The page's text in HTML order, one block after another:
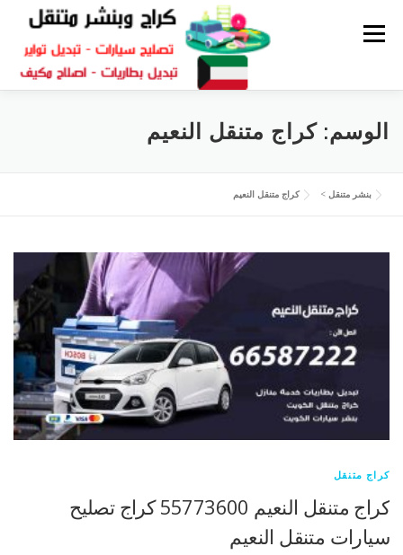
القائمة
بنشر الكويت كراج متنقلالوسم:كراج متنقل النعيم
بنشر متنقل > كراج متنقل النعيم
كراج متنقل
كراج متنقل النعيم 55773600 كراج تصليح
سيارات متنقل النعيم